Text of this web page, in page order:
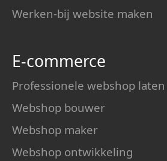
Werken-bij website maken
E-commerce
Professionele webshop
Webshop bouwer
Webshop maker
Webshop ontwikkeling